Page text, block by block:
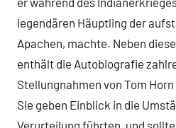
legendären Häuptling der
Apachen, machte. Neben
enthält die Autobiografie
Stellungnahmen von Tom
Sie geben Einblick in die
Verurteilung führten, und